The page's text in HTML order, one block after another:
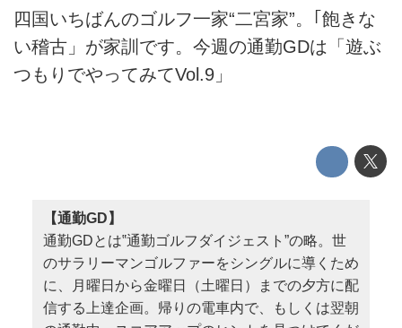
四国いちばんのゴルフ一家“二宮家”。｢飽きな
い稽古」が家訓です。今週の通勤GDは「遊ぶ
つもりでやってみてVol.9」
【通勤GD】
通勤GDとは‟通勤ゴルフダイジェスト”の略。世
のサラリーマンゴルファーをシングルに導くため
に、月曜日から金曜日（土曜日）までの夕方に配
信する上達企画。帰りの電車内で、もしくは翌朝